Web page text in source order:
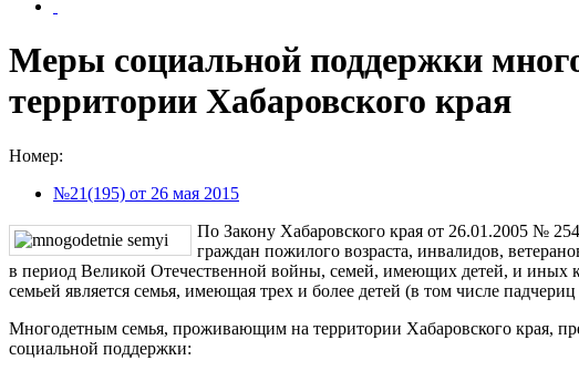
Меры социальной поддержки
территории Хабаровского края
Номер:
№21(195) от 26 мая 2015
По Закону Хабаровского края от 26.01.2005 №
граждан пожилого возраста, инвалидов,
в период Великой Отечественной войны, семей, имеющих детей, и иных
семьей является семья, имеющая трех и более детей (в том числе
Многодетным семья, проживающим на территории Хабаровского края,
социальной поддержки: